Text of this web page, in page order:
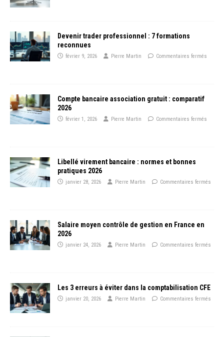
Devenir trader professionnel : 7 formations
reconnues
février 9, 2026 Pierre Martin Commentaires fermés
Compte bancaire association gratuit : comparatif
2026
février 1, 2026 Pierre Martin Commentaires fermés
Libellé virement bancaire : normes et bonnes
pratiques 2026
janvier 28, 2026 Pierre Martin Commentaires fermés
Salaire moyen contrôle de gestion en France en
2026
janvier 24, 2026 Pierre Martin Commentaires fermés
Les 3 erreurs à éviter dans la comptabilisation CFE
janvier 20, 2026 Pierre Martin Commentaires fermés